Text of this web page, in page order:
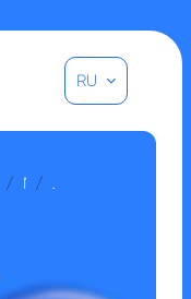
RU
МОДУЛЬ 1